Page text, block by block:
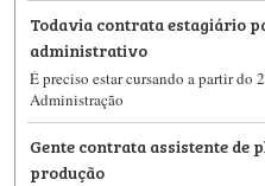
Todavia contrata estagiário
administrativo
É preciso estar cursando a partir do
Administração
Gente contrata assistente de
produção